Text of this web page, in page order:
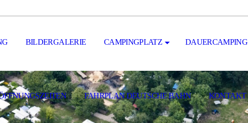
BILDERGALERIE CAMPINGPLATZ DAUERCAMPING
FAHRPLAN DEUTSCHE BAHN KONTAKT